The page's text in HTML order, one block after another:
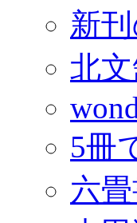
新
北
5冊
六